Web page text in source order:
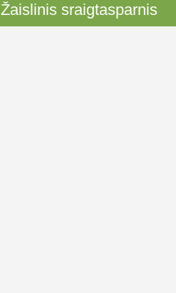
Žaislinis sraigtasparnis